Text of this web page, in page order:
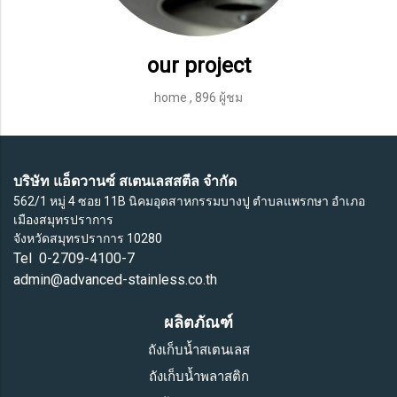
our project
home , 896 ผู้ชม
บริษัท แอ็ดวานซ์ สเตนเลสสตีล จำกัด
562/1 หมู่ 4 ซอย 11B นิคมอุตสาหกรรมบางปู ตำบลแพรกษา อำเภอ
เมืองสมุทรปราการ
จังหวัดสมุทรปราการ 10280
Tel 0-2709-4100-7
admin@advanced-stainless.co.th
ผลิตภัณฑ์
ถังเก็บน้ำสเตนเลส
ถังเก็บน้ำพลาสติก